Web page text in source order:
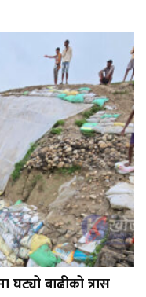
घट्यो बाढीको त्रास